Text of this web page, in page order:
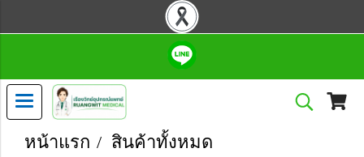
หน้าแรก
สินค้าทั้งหมด